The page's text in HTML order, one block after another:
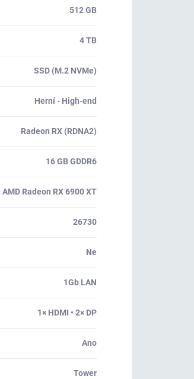
512 GB
4 TB
SSD (M.2 NVMe)
Herní - High-end
Radeon RX (RDNA2)
16 GB GDDR6
AMD Radeon RX 6900 XT
26730
Ne
1Gb LAN
1× HDMI • 2× DP
Ano
Tower